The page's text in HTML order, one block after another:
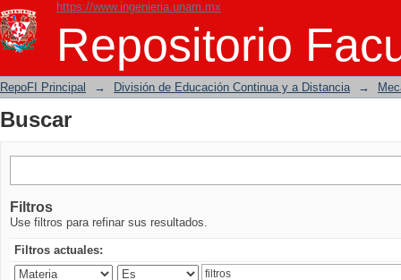
https://www.ingenieria.unam.mx
Repositorio
Buscar
RepoFI Principal → División de Educación Continua y a Distancia →
Buscar
Filtros
Use filtros para refinar sus resultados.
Filtros actuales: